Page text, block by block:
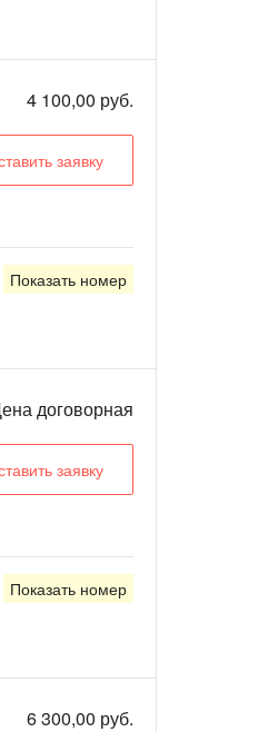
4 100,00 руб.
заявку
Показать номер
договорная
заявку
Показать номер
6 300,00 руб.